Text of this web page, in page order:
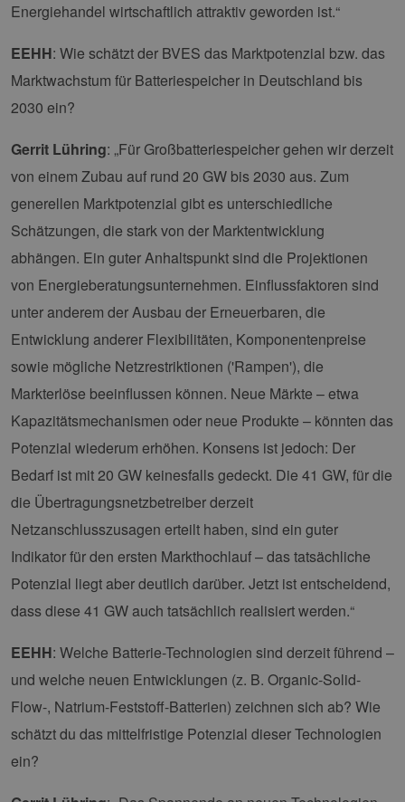
Energiehandel wirtschaftlich attraktiv geworden ist.“
EEHH: Wie schätzt der BVES das Marktpotenzial bzw. das
Marktwachstum für Batteriespeicher in Deutschland bis
2030 ein?
Gerrit Lühring: „Für Großbatteriespeicher gehen wir derzeit
von einem Zubau auf rund 20 GW bis 2030 aus. Zum
generellen Marktpotenzial gibt es unterschiedliche
Schätzungen, die stark von der Marktentwicklung
abhängen. Ein guter Anhaltspunkt sind die Projektionen
von Energieberatungsunternehmen. Einflussfaktoren sind
unter anderem der Ausbau der Erneuerbaren, die
Entwicklung anderer Flexibilitäten, Komponentenpreise
sowie mögliche Netzrestriktionen ('Rampen'), die
Markterlöse beeinflussen können. Neue Märkte – etwa
Kapazitätsmechanismen oder neue Produkte – könnten das
Potenzial wiederum erhöhen. Konsens ist jedoch: Der
Bedarf ist mit 20 GW keinesfalls gedeckt. Die 41 GW, für die
die Übertragungsnetzbetreiber derzeit
Netzanschlusszusagen erteilt haben, sind ein guter
Indikator für den ersten Markthochlauf – das tatsächliche
Potenzial liegt aber deutlich darüber. Jetzt ist entscheidend,
dass diese 41 GW auch tatsächlich realisiert werden.“
EEHH: Welche Batterie-Technologien sind derzeit führend –
und welche neuen Entwicklungen (z. B. Organic-Solid-
Flow-, Natrium-Feststoff-Batterien) zeichnen sich ab? Wie
schätzt du das mittelfristige Potenzial dieser Technologien
ein?